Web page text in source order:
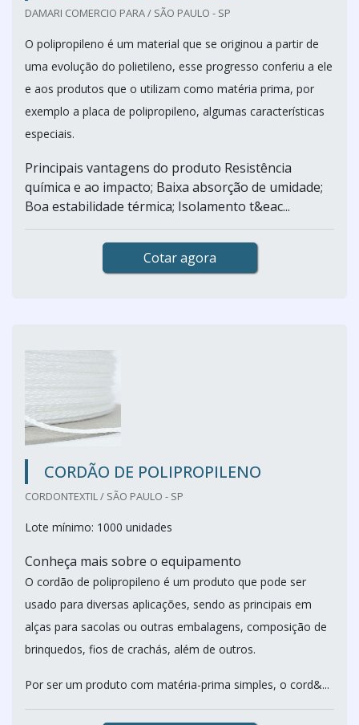
DAMARI COMERCIO PARA / SÃO PAULO - SP
O polipropileno é um material que se originou a partir de
uma evolução do polietileno, esse progresso conferiu a ele
e aos produtos que o utilizam como matéria prima, por
exemplo a placa de polipropileno, algumas características
especiais.
Principais vantagens do produto Resistência
química e ao impacto; Baixa absorção de umidade;
Boa estabilidade térmica; Isolamento t&eac...
Cotar agora
CORDÃO DE POLIPROPILENO
CORDONTEXTIL / SÃO PAULO - SP
Lote mínimo: 1000 unidades
Conheça mais sobre o equipamento
O cordão de polipropileno é um produto que pode ser
usado para diversas aplicações, sendo as principais em
alças para sacolas ou outras embalagens, composição de
brinquedos, fios de crachás, além de outros.
Por ser um produto com matéria-prima simples, o cord&...